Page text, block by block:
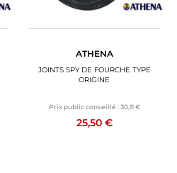
ATHENA
JOINTS SPY DE FOURCHE TYPE
ORIGINE
Prix public conseillé : 30,11 €
25,50 €